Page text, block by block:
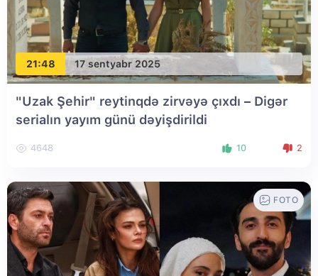
21:48 17 sentyabr 2025
"Uzak Şehir" reytinqdə zirvəyə çıxdı – Digər
serialın yayım günü dəyişdirildi
4648 10 2
FOTO